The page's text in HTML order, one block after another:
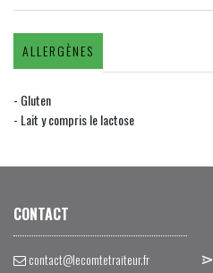
ALLERGÈNES
- Gluten
- Lait y compris le lactose
CONTACT
contact@lecomtetraiteur.fr